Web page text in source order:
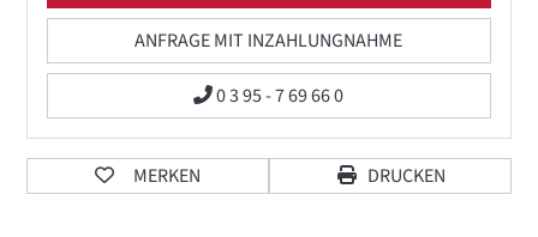
ANFRAGE MIT INZAHLUNGNAHME
0 3 95 - 7 69 66 0
MERKEN DRUCKEN